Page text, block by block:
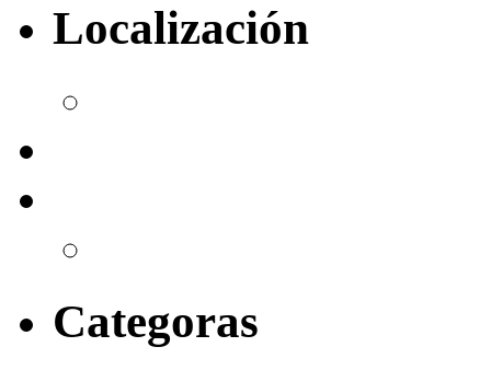
Localización
Categoras